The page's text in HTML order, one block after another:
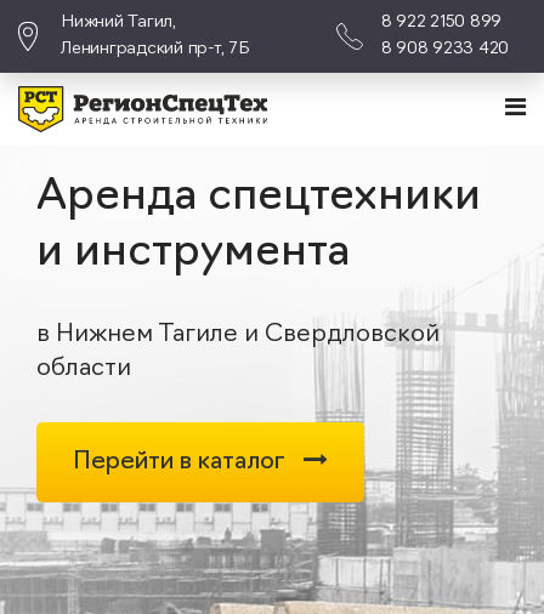
Нижний Тагил,
Ленинградский пр-т, 7Б
8 922 2150 899
8 908 9233 420
Аренда спецтехники
и инструмента
в Нижнем Тагиле и Свердловской
области
Перейти в каталог